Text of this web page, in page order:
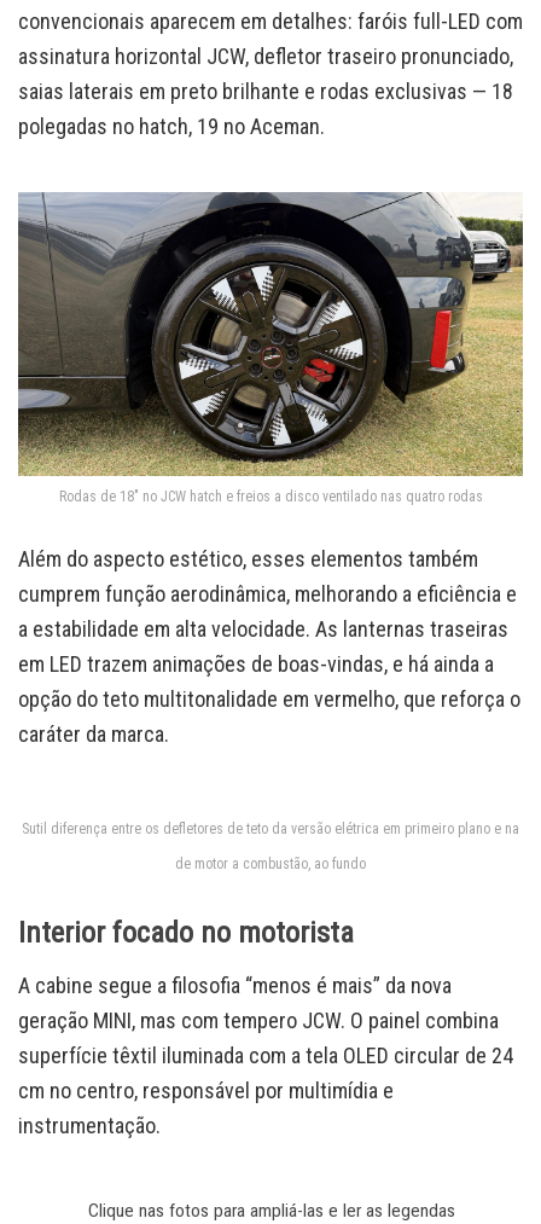
convencionais aparecem em detalhes: faróis full-LED com
assinatura horizontal JCW, defletor traseiro pronunciado,
saias laterais em preto brilhante e rodas exclusivas — 18
polegadas no hatch, 19 no Aceman.
Rodas de 18″ no JCW hatch e freios a disco ventilado nas quatro rodas
Além do aspecto estético, esses elementos também
cumprem função aerodinâmica, melhorando a eficiência e
a estabilidade em alta velocidade. As lanternas traseiras
em LED trazem animações de boas-vindas, e há ainda a
opção do teto multitonalidade em vermelho, que reforça o
caráter da marca.
Sutil diferença entre os defletores de teto da versão elétrica em primeiro plano e na
de motor a combustão, ao fundo
Interior focado no motorista
A cabine segue a filosofia “menos é mais” da nova
geração MINI, mas com tempero JCW. O painel combina
superfície têxtil iluminada com a tela OLED circular de 24
cm no centro, responsável por multimídia e
instrumentação.
Clique nas fotos para ampliá-las e ler as legendas